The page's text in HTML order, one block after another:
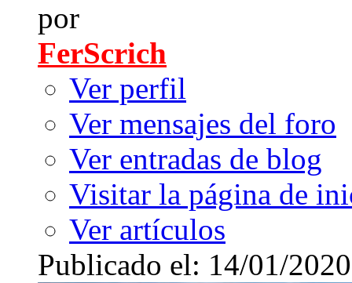
por
FerScrich
Ver perfil
Ver mensajes del foro
Ver entradas de blog
Visitar la página de
Ver artículos
Publicado el: 14/01/